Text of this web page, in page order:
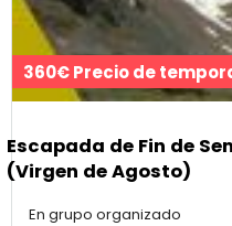
360€ Precio de
Escapada de Fin de
(Virgen de Agosto)
En grupo organizado